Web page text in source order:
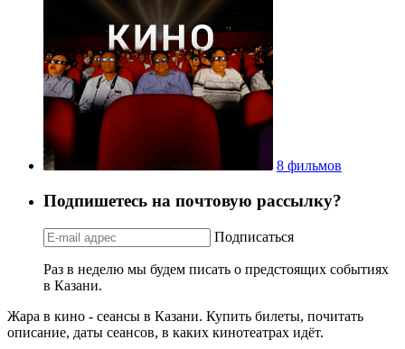
8 фильмов
Подпишетесь на почтовую рассылку?
Подписаться
Раз в неделю мы будем писать о предстоящих событиях
в Казани.
Жара в кино - сеансы в Казани. Купить билеты, почитать
описание, даты сеансов, в каких кинотеатрах идёт.